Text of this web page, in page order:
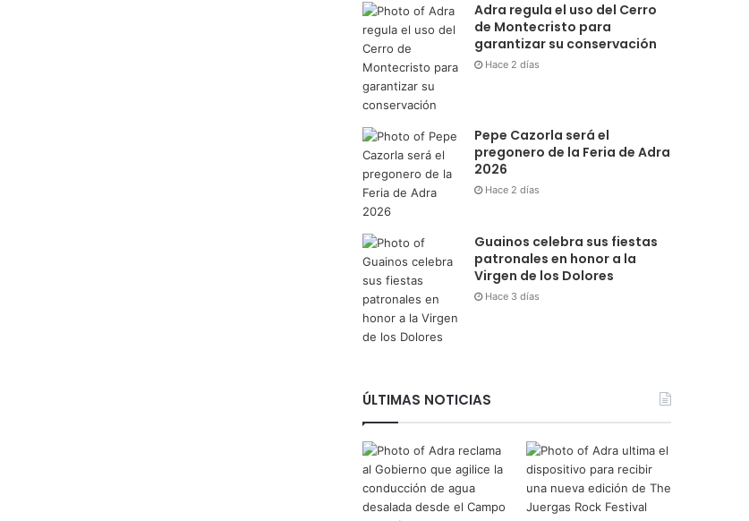
Adra regula el uso del Cerro
de Montecristo para
garantizar su conservación
Hace 2 días
Pepe Cazorla será el
pregonero de la Feria de Adra
2026
Hace 2 días
Guainos celebra sus fiestas
patronales en honor a la
Virgen de los Dolores
Hace 3 días
ÚLTIMAS NOTICIAS